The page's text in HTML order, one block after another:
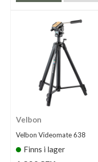
Velbon
Velbon Videomate 638
Finns i lager